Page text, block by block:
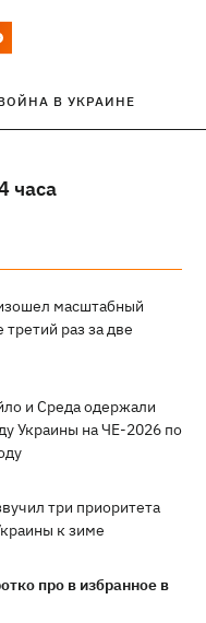
В УКРАИНЕ
часа
масштабный
раз за две
и Среда одержали
Украины на ЧЕ-2026 по
три приоритета
к зиме
про в избранное в